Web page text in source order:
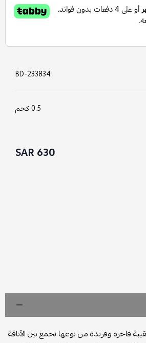
BD-233834
0.5 كجم
630 SAR
فاخرة وفريدة من نوعها تجمع بين الأناقة